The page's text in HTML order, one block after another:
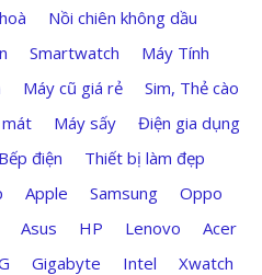
Nồi chiên không dầu
Smartwatch
Máy Tính
Máy cũ giá rẻ
Sim, Thẻ cào
Máy sấy
Điện gia dụng
Bếp điện
Thiết bị làm đẹp
Apple Samsung
Oppo
Asus HP Lenovo
Acer
Gigabyte Intel
Xwatch